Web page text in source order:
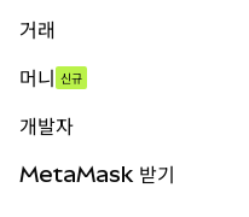
거래
무기한 선물
실물자산
머니 신규
개발자
MetaMask 받기